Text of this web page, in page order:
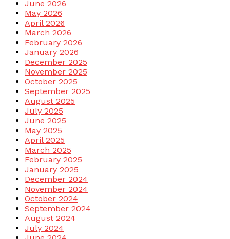
June 2026
May 2026
April 2026
March 2026
February 2026
January 2026
December 2025
November 2025
October 2025
September 2025
August 2025
July 2025
June 2025
May 2025
April 2025
March 2025
February 2025
January 2025
December 2024
November 2024
October 2024
September 2024
August 2024
July 2024